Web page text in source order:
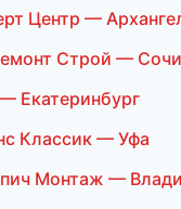
Центр —
Строй — Сочи
Екатеринбург
Классик — Уфа
Монтаж —